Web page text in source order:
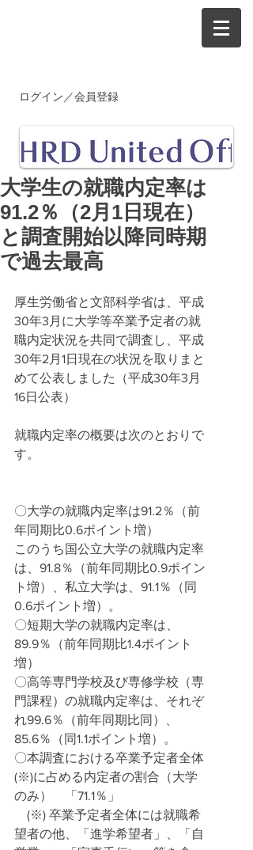
ログイン／会員登録
大学生の就職内定率は
91.2％（2月1日現在）
と調査開始以降同時期
で過去最高
厚生労働省と文部科学省は、平成
30年3月に大学等卒業予定者の就
職内定状況を共同で調査し、平成
30年2月1日現在の状況を取りまと
めて公表しました（平成30年3月
16日公表）
就職内定率の概要は次のとおりで
す。
〇大学の就職内定率は91.2％（前
年同期比0.6ポイント増）
このうち国公立大学の就職内定率
は、91.8％（前年同期比0.9ポイン
ト増）、私立大学は、91.1％（同
0.6ポイント増）。
〇短期大学の就職内定率は、
89.9％（前年同期比1.4ポイント
増）
〇高等専門学校及び専修学校（専
門課程）の就職内定率は、それぞ
れ99.6％（前年同期比同）、
85.6％（同1.1ポイント増）。
〇本調査における卒業予定者全体
(※)に占める内定者の割合（大学
のみ）　「71.1％」
(※) 卒業予定者全体には就職希
望者の他、「進学希望者」、「自